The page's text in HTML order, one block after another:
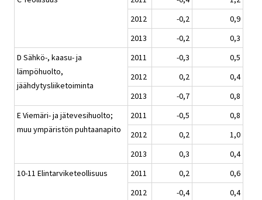
2012
-0,2
0,9
2013
-0,2
0,3
D Sähkö-, kaasu- ja
lämpöhuolto,
jäähdytysliiketoiminta
2011 -0,3
0,5
2012
0,2
0,4
2013
-0,7
0,8
E Viemäri- ja jätevesihuolto;
muu ympäristön puhtaanapito
2011 -0,5
0,8
2012
0,2
1,0
2013
0,3
0,4
10-11 Elintarviketeollisuus
2011 0,2
0,6
2012
-0,4
0,4